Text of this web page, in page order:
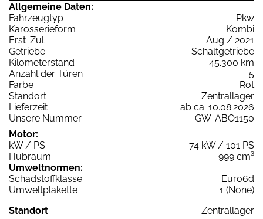
Allgemeine Daten:
Fahrzeugtyp
Pkw
Karosserieform
Kombi
Erst-Zul.
Aug / 2021
Getriebe
Schaltgetriebe
Kilometerstand
45.300 km
Anzahl der Türen
5
Farbe
Rot
Standort
Zentrallager
Lieferzeit
ab ca. 10.08.2026
Unsere Nummer
GW-ABO1150
Motor:
kW / PS
74 kW / 101 PS
Hubraum
999 cm³
Umweltnormen:
Schadstoffklasse
Euro6d
Umweltplakette
1 (None)
Standort
Zentrallager